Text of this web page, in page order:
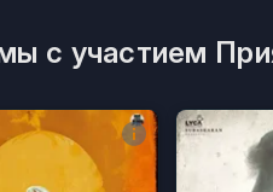
с участием